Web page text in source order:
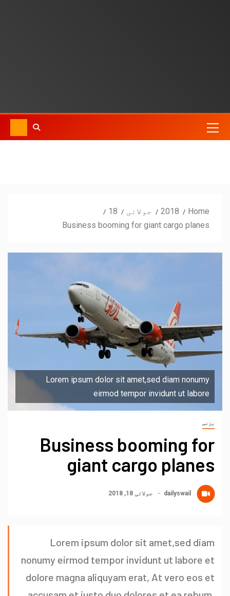
Home
2018 جولائی
18
Business booming for giant cargo planes
Lorem ipsum dolor sit amet,sed diam nonumy
eirmod tempor invidunt ut labore
بزنس
Business booming for
giant cargo planes
dailyswail جولائی 18, 2018
Lorem ipsum dolor sit amet,sed diam
nonumy eirmod tempor invidunt ut labore et
dolore magna aliquyam erat, At vero eos et